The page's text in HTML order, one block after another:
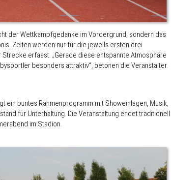
der Wettkampfgedanke im Vordergrund, sondern das
Zeiten werden nur für die jeweils ersten drei
erfasst. „Gerade diese entspannte Atmosphäre
besonders attraktiv“, betonen die Veranstalter.
ein buntes Rahmenprogramm mit Showeinlagen, Musik,
für Unterhaltung. Die Veranstaltung endet traditionell
im Stadion.